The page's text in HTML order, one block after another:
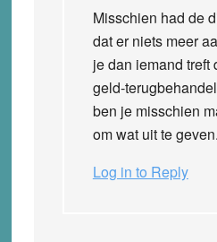
Misschien had de
dat er niets meer
je dan iemand treft
geld-
ben je misschien
om wat uit te geven.
Log in to Reply